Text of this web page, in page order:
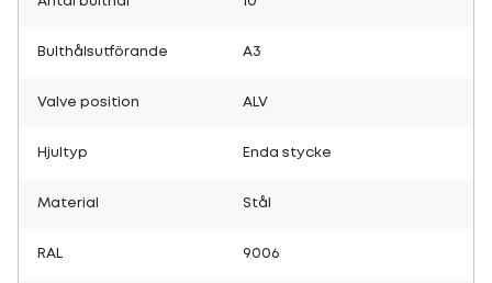
Bulthålsutförande A3
Valve position ALV
Hjultyp Enda stycke
Material Stål
RAL 9006